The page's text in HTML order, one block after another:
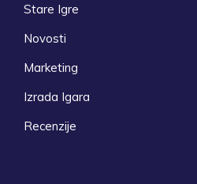
Stare Igre
Novosti
Marketing
Izrada Igara
Recenzije